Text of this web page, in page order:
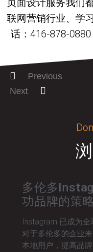
页面设计服务我们
联网营销行业、学
话：416-878-0880
Previous
Next
多伦多
功品牌的策
Instagram 已成为
对于多伦多的企业
本地用户，提高品